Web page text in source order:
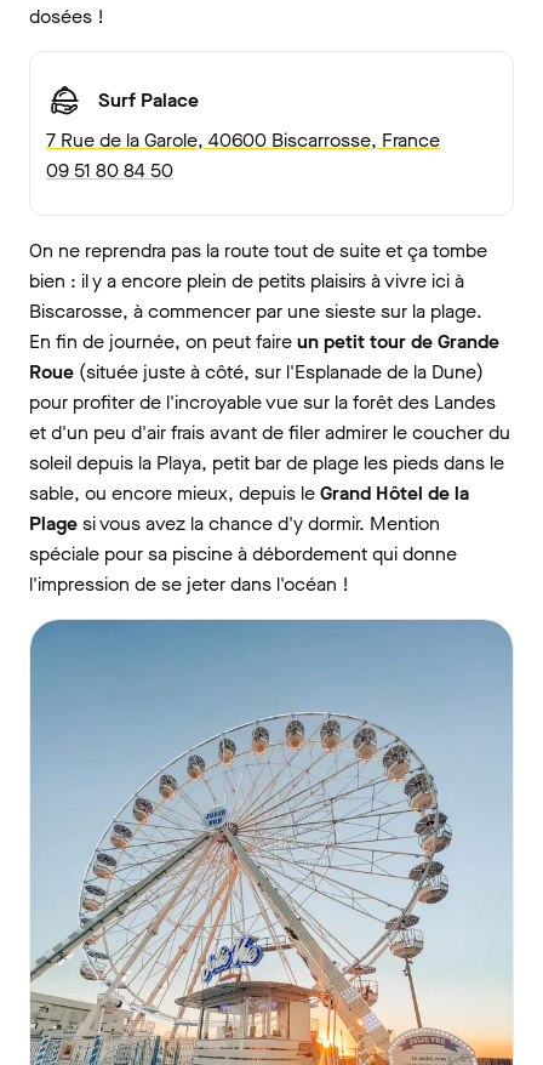
dosées !
Surf Palace
7 Rue de la Garole, 40600 Biscarrosse, France
09 51 80 84 50
On ne reprendra pas la route tout de suite et ça tombe
bien : il y a encore plein de petits plaisirs à vivre ici à
Biscarosse, à commencer par une sieste sur la plage.
En fin de journée, on peut faireun petit tour de Grande
Roue (située juste à côté, sur l'Esplanade de la Dune)
pour profiter de l'incroyable vue sur la forêt des Landes
et d'un peu d'air frais avant de filer admirer le coucher du
soleil depuis la Playa, petit bar de plage les pieds dans le
sable, ou encore mieux, depuis leGrand Hôtel de la
Plagesi vous avez la chance d'y dormir. Mention
spéciale pour sa piscine à débordement qui donne
l'impression de se jeter dans l'océan !